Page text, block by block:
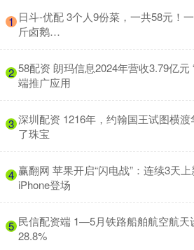
1 日斗-优配 3个人9份菜，一共58元！
斤卤鹅…
2 ​58配资 朗玛信息2024年营收3.79亿元
端推广应用
3 深圳配资 1216年，约翰国王试图横
了珠宝
4 赢翻网 苹果开启“闪电战”：连续3天
iPhone登场
5 民信配资端 1—5月铁路船舶航空航天
28.8%